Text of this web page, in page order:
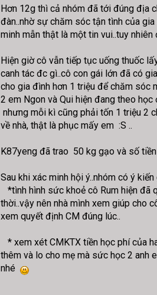
Hơn 12g thì cả nhóm đã tới đúng địa
đàn..nhờ sự chăm sóc tận tình của
minh mẫn thật là một tin vui..tuy
Hiện giờ cô vẫn tiếp tục uống thuốc
canh tác đc gì..cô con gái lớn đã có
cho gia đình hơn 1 triệu để chăm sóc
2 em Ngon và Qui hiện đang theo
nhưng mỗi kì cũng phải tốn 1 triệu 2
về nhà, thật là phục mấy em :S ..
K87yeng đã trao 50 kg gạo và số
Sau khi xác minh hội ý..nhóm có ý
*tình hình sức khoẻ cô Rum hiện đã
thời..vậy nên nhà mình xem giúp cho
xem quyết định CM đúng lúc..
* xem xét CMKTX tiền học phí của
thêm và lo cho mẹ mà sức học 2 anh
nhé